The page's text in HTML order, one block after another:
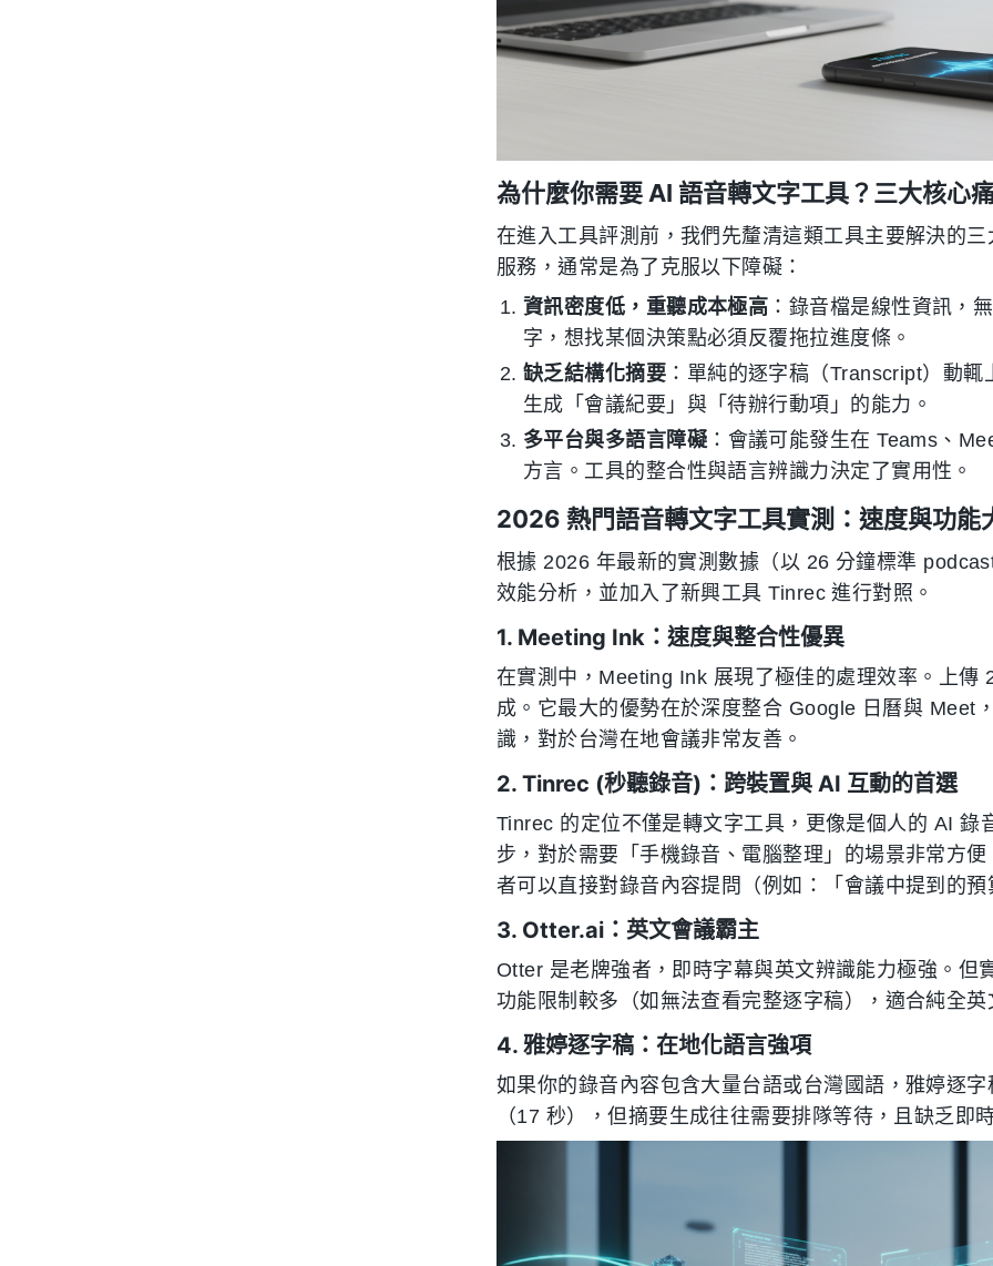
為什麼你需要 AI 語音轉文字工具？三大核心
在進入工具評測前，我們先釐清這類工具主要解決的
服務，通常是為了克服以下障礙：
資訊密度低，重聽成本極高 ：錄音檔是線性資訊，
字，想找某個決策點必須反覆拖拉進度條。
缺乏結構化摘要 ：單純的逐字稿（Transcript）動
生成「會議紀要」與「待辦行動項」的能力。
多平台與多語言障礙：會議可能發生在 Teams、
方言。工具的整合性與語言辨識力決定了實用性。
2026 熱門語音轉文字工具實測：速度與功能
根據 2026 年最新的實測數據（以 26 分鐘標準
效能分析，並加入了新興工具 Tinrec 進行對照。
1. Meeting Ink：速度與整合性優異
在實測中，Meeting Ink 展現了極佳的處理效率。上
成。它最大的優勢在於深度整合 Google 日曆與 Meet
識，對於台灣在地會議非常友善。
2. Tinrec (秒聽錄音)：跨裝置與 AI 互動的首選
Tinrec 的定位不僅是轉文字工具，更像是個人的 AI
步，對於需要「手機錄音、電腦整理」的場景非常方
者可以直接對錄音內容提問（例如：「會議中提到的
3. Otter.ai：英文會議霸主
Otter 是老牌強者，即時字幕與英文辨識能力極強。但
功能限制較多（如無法查看完整逐字稿），適合純全
4. 雅婷逐字稿：在地化語言強項
如果你的錄音內容包含大量台語或台灣國語，雅婷逐
（17 秒），但摘要生成往往需要排隊等待，且缺乏即